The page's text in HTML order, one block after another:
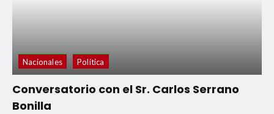
Nacionales Política
Conversatorio con el Sr. Carlos Serrano
Bonilla